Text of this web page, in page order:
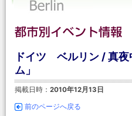
ドイツ ベルリン / 真夜
ム」
掲載日時： 2010年12月13日
前のページへ戻る